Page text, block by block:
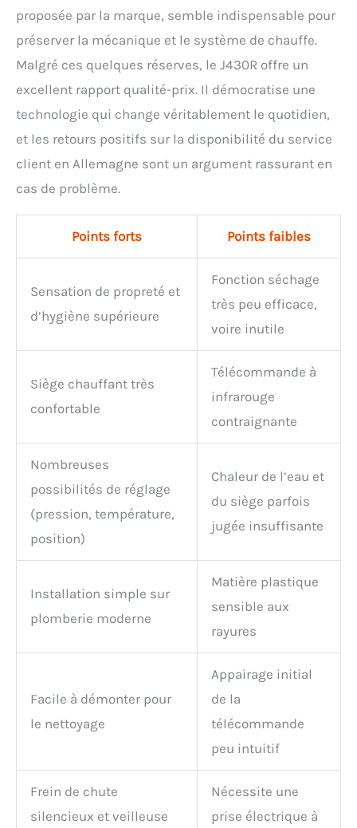
proposée par la marque, semble indispensable pour
préserver la mécanique et le système de chauffe.
Malgré ces quelques réserves, le J430R offre un
excellent rapport qualité-prix. Il démocratise une
technologie qui change véritablement le quotidien,
et les retours positifs sur la disponibilité du service
client en Allemagne sont un argument rassurant en
cas de problème.
Points forts Points faibles
Sensation de propreté et
d’hygiène supérieure
Fonction séchage
très peu efficace,
voire inutile
Siège chauffant très
confortable
Télécommande à
infrarouge
contraignante
Nombreuses
possibilités de réglage
(pression, température,
position)
Chaleur de l’eau et
du siège parfois
jugée insuffisante
Installation simple sur
plomberie moderne
Matière plastique
sensible aux
rayures
Facile à démonter pour
le nettoyage
Appairage initial
de la
télécommande
peu intuitif
Frein de chute
silencieux et veilleuse
Nécessite une
prise électrique à